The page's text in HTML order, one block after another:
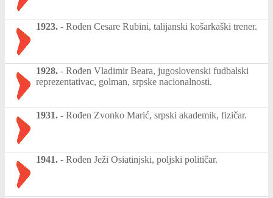
1923. - Rođen Cesare Rubini, talijanski košarkaški trener.
1928. - Rođen Vladimir Beara, jugoslovenski fudbalski
reprezentativac, golman, srpske nacionalnosti.
1931. - Rođen Zvonko Marić, srpski akademik, fizičar.
1941. - Rođen Ježi Osiatinjski, poljski političar.